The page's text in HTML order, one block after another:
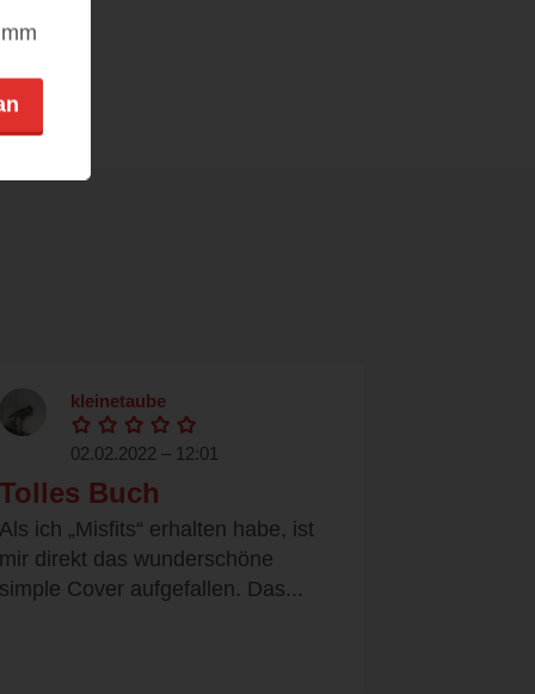
kleinetaube
02.02.2022 – 12:01
Tolles Buch
Als ich „Misfits“ erhalten habe, ist
mir direkt das wunderschöne
simple Cover aufgefallen. Das...